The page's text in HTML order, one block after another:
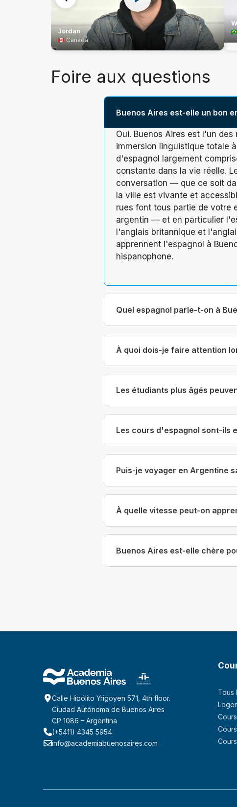
Jordan
Canada
Foire aux questions
Buenos Aires est-elle un bon
Oui. Buenos Aires est l'un
immersion linguistique totale
d'espagnol largement
constante dans la vie réelle.
conversation — que ce soit
la ville est vivante et
rues font tous partie de votre
argentin — et en particulier
l'anglais britannique et
apprennent l'espagnol à
hispanophone.
Quel espagnol parle-t-on à
À quoi dois-je faire attention
Les étudiants plus âgés
Les cours d'espagnol sont-ils
Puis-je voyager en Argentine
À quelle vitesse peut-on
Buenos Aires est-elle chère
Calle Hipólito Yrigoyen 571, 4th floor.
Ciudad Autónoma de Buenos Aires
CP 1086 – Argentina
(+5411) 4345 5954
info@academiabuenosaires.com
Tous